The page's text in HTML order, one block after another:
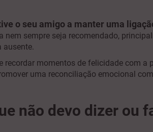
o seu amigo a manter uma
nem sempre seja recomendado,
ausente.
recordar momentos de felicidade com a
uma reconciliação emocional
não devo dizer ou